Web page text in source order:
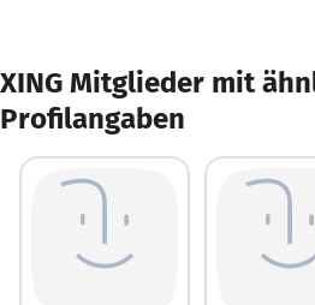
XING Mitglieder mit
Profilangaben